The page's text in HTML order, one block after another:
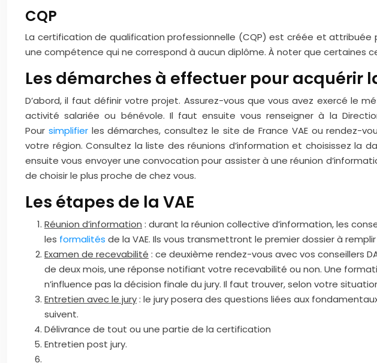
CQP
La certification de qualification professionnelle (CQP) est créée et
une compétence qui ne correspond à aucun diplôme. À noter que certaines
Les démarches à effectuer pour acquérir
D’abord, il faut définir votre projet. Assurez-vous que vous avez exercé le
activité salariée ou bénévole. Il faut ensuite vous renseigner à la
Pour simplifierles démarches, consultez le site de France VAE ou rendez-
votre région. Consultez la liste des réunions d’information et choisissez la
ensuite vous envoyer une convocation pour assister à une réunion
de choisir le plus proche de chez vous.
Les étapes de la VAE
Réunion d’information : durant la réunion collective d’information, les
les formalités de la VAE. Ils vous transmettront le premier dossier à
Examen de recevabilité : ce deuxième rendez-vous avec vos conseillers
de deux mois, une réponse notifiant votre recevabilité ou non. Une
n’influence pas la décision finale du jury. Il faut trouver, selon votre
Entretien avec le jury: le jury posera des questions liées aux
suivent.
Délivrance de tout ou une partie de la certification
Entretien post jury.